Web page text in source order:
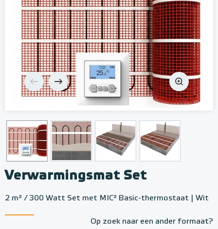
Verwarmingsmat Set
2 m² / 300 Watt Set met MIC² Basic-thermostaat | Wit
Op zoek naar een ander formaat?